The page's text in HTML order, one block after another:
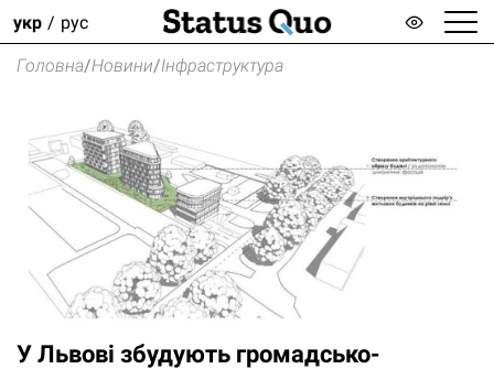
укр рус
Головна/Новини/Інфраструктура
У Львові збудують громадсько-